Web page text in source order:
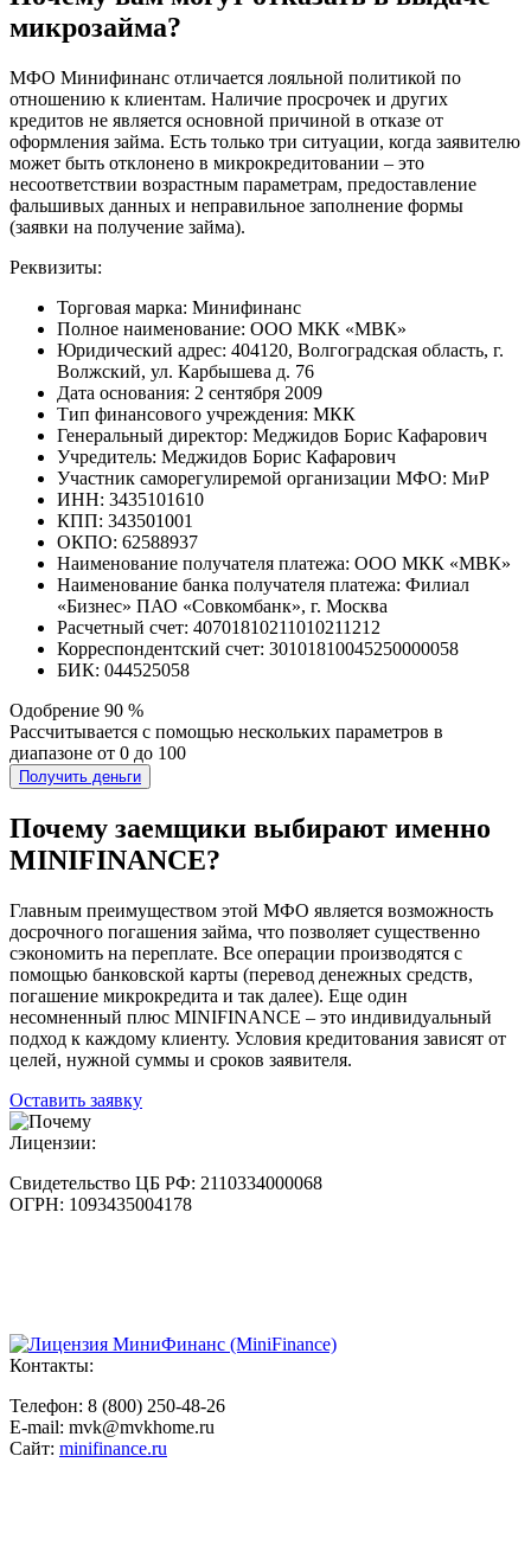
микрозайма?
МФО Минифинанс отличается лояльной политикой по
отношению к клиентам. Наличие просрочек и других
кредитов не является основной причиной в отказе от
оформления займа. Есть только три ситуации, когда заявителю
может быть отклонено в микрокредитовании – это
несоответствии возрастным параметрам, предоставление
фальшивых данных и неправильное заполнение формы
(заявки на получение займа).
Реквизиты:
Торговая марка: Минифинанс
Полное наименование: ООО МКК «МВК»
Юридический адрес: 404120, Волгоградская область, г.
Волжский, ул. Карбышева д. 76
Дата основания: 2 сентября 2009
Тип финансового учреждения: МКК
Генеральный директор: Меджидов Борис Кафарович
Учредитель: Меджидов Борис Кафарович
Участник саморегулиремой организации МФО: МиР
ИНН: 3435101610
КПП: 343501001
ОКПО: 62588937
Наименование получателя платежа: ООО МКК «МВК»
Наименование банка получателя платежа: Филиал
«Бизнес» ПАО «Совкомбанк», г. Москва
Расчетный счет: 40701810211010211212
Корреспондентский счет: 30101810045250000058
БИК: 044525058
Одобрение 90 %
Рассчитывается с помощью нескольких параметров в
диапазоне от 0 до 100
Получить деньги
Почему заемщики выбирают именно
MINIFINANCE?
Главным преимуществом этой МФО является возможность
досрочного погашения займа, что позволяет существенно
сэкономить на переплате. Все операции производятся с
помощью банковской карты (перевод денежных средств,
погашение микрокредита и так далее). Еще один
несомненный плюс MINIFINANCE – это индивидуальный
подход к каждому клиенту. Условия кредитования зависят от
целей, нужной суммы и сроков заявителя.
Оставить заявку
Лицензии:
Свидетельство ЦБ РФ: 2110334000068
ОГРН: 1093435004178
Контакты:
Телефон: 8 (800) 250-48-26
E-mail: mvk@mvkhome.ru
Cайт: minifinance.ru